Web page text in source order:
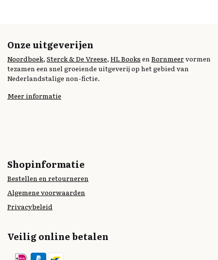
Onze uitgeverijen
Noordboek, Sterck & De Vreese, HL Books en Bornmeervormen
tezamen een snel groeiende uitgeverij op het gebied van
Nederlandstalige non-fictie.
Meer informatie
Shopinformatie
Bestellen en retourneren
Algemene voorwaarden
Privacybeleid
Veilig online betalen